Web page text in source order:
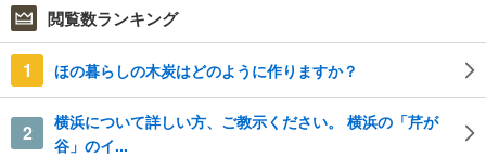
閲覧数ランキング
1 ほの暮らしの木炭はどのように作りますか？
2
横浜について詳しい方、ご教示ください。 横浜の「芹が
谷」のイ...